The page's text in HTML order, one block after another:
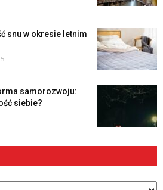
snu w okresie letnim
samorozwoju:
siebie?